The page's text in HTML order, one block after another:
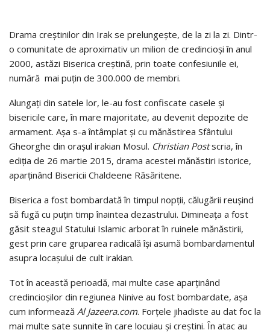
Drama creștinilor din Irak se prelungește, de la zi la zi. Dintr-
o comunitate de aproximativ un milion de credincioși în anul
2000, astăzi Biserica creștină, prin toate confesiunile ei,
numără mai puțin de 300.000 de membri.
Alungați din satele lor, le-au fost confiscate casele și
bisericile care, în mare majoritate, au devenit depozite de
armament. Așa s-a întâmplat și cu mănăstirea Sfântului
Gheorghe din orașul irakian Mosul. Christian Postscria, în
ediția de 26 martie 2015, drama acestei mănăstiri istorice,
aparținând Bisericii Chaldeene Răsăritene.
Biserica a fost bombardată în timpul nopții, călugării reușind
să fugă cu puțin timp înaintea dezastrului. Dimineața a fost
găsit steagul Statului Islamic arborat în ruinele mănăstirii,
gest prin care gruparea radicală își asumă bombardamentul
asupra locașului de cult irakian.
Tot în această perioadă, mai multe case aparținând
credincioșilor din regiunea Ninive au fost bombardate, așa
cum informează Al Jazeera.com. Forțele jihadiste au dat foc la
mai multe sate sunnite în care locuiau și creștini. În atac au